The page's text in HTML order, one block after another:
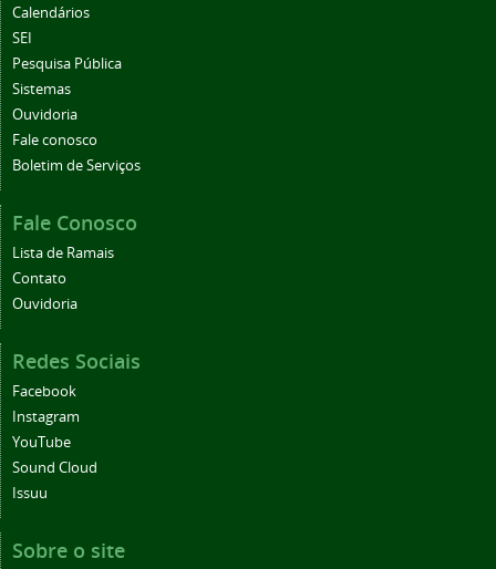
Calendários
SEI
Pesquisa Pública
Sistemas
Ouvidoria
Fale conosco
Boletim de Serviços
Fale Conosco
Lista de Ramais
Contato
Ouvidoria
Redes Sociais
Facebook
Instagram
YouTube
Sound Cloud
Issuu
Sobre o site